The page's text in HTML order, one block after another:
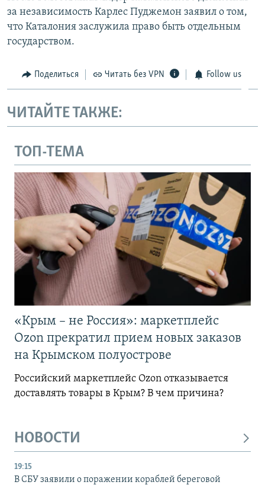
за независимость Карлес Пуджемон заявил о том,
что Каталония заслужила право быть отдельным
государством.
Поделиться Читать без VPN Follow us
ЧИТАЙТЕ ТАКЖЕ:
ТОП-ТЕМА
«Крым – не Россия»: маркетплейс
Ozon прекратил прием новых заказов
на Крымском полуострове
Российский маркетплейс Ozon отказывается
доставлять товары в Крым? В чем причина?
НОВОСТИ
19:15
В СБУ заявили о поражении кораблей береговой